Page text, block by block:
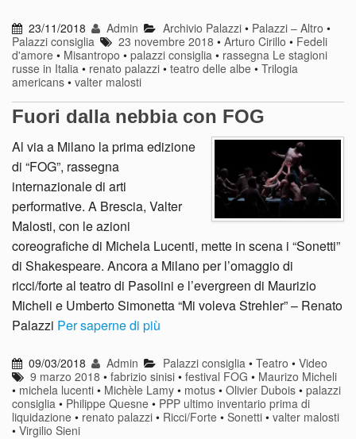
23/11/2018 Admin Archivio Palazzi• Palazzi – Altro •
Palazzi consiglia
23 novembre 2018 •Arturo Cirillo • Fedeli
d'amore • Misantropo • palazzi consiglia • rassegna Le stagioni
russe in Italia • renato palazzi • teatro delle albe • Trilogia
americans • valter malosti
Fuori dalla nebbia con FOG
Al via a Milano la prima edizione
di “FOG”, rassegna
internazionale di arti
performative. A Brescia, Valter
Malosti, con le azioni
coreografiche di Michela Lucenti, mette in scena i “Sonetti”
di Shakespeare. Ancora a Milano per l’omaggio di
ricci/forte al teatro di Pasolini e l’evergreen di Maurizio
Micheli e Umberto Simonetta “Mi voleva Strehler” – Renato
Palazzi Per saperne di più
09/03/2018 Admin Palazzi consiglia • Teatro • Video
9 marzo 2018 •fabrizio sinisi •festival FOG • Maurizo Micheli
• michela lucenti • Michèle Lamy • motus • Olivier Dubois • palazzi
consiglia • Philippe Quesne • PPP ultimo inventario prima di
liquidazione • renato palazzi • Ricci/Forte • Sonetti • valter malosti
• Virgilio Sieni